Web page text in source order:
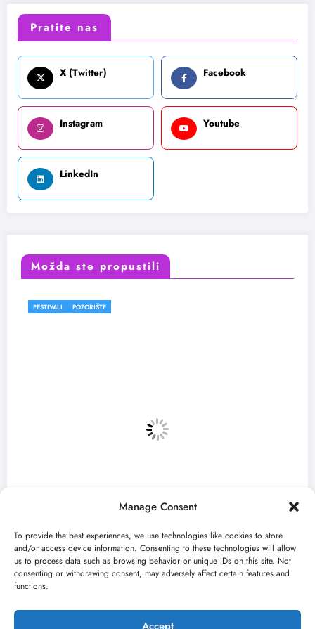
Manage Consent
To provide the best experiences, we use technologies like cookies to store
and/or access device information. Consenting to these technologies will allow
us to process data such as browsing behavior or unique IDs on this site. Not
consenting or withdrawing consent, may adversely affect certain features and
functions.
Accept
Pratite nas
X (Twitter) Facebook
Instagram Youtube
LinkedIn
Možda ste propustili
FESTIVALI
„Najveći mali festival u Vojvodini“ i
jun 23, 2026 Kulturni kišobran